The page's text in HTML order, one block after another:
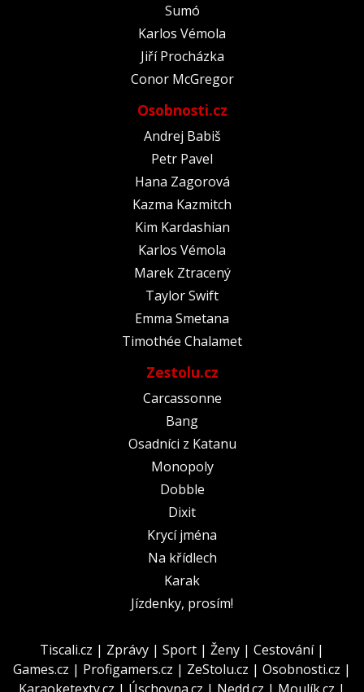
Sumó
Karlos Vémola
Jiří Procházka
Conor McGregor
Osobnosti.cz
Andrej Babiš
Petr Pavel
Hana Zagorová
Kazma Kazmitch
Kim Kardashian
Karlos Vémola
Marek Ztracený
Taylor Swift
Emma Smetana
Timothée Chalamet
Zestolu.cz
Carcassonne
Bang
Osadníci z Katanu
Monopoly
Dobble
Dixit
Krycí jména
Na křídlech
Karak
Jízdenky, prosím!
Tiscali.cz | Zprávy | Sport | Ženy | Cestování|
Games.cz | Profigamers.cz | ZeStolu.cz | Osobnosti.cz |